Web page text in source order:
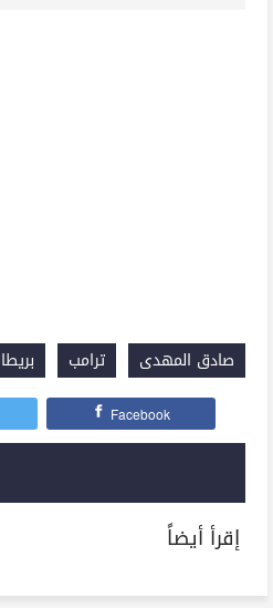
صادق المهدى ترامب
Facebook
إقرأ أيضاً